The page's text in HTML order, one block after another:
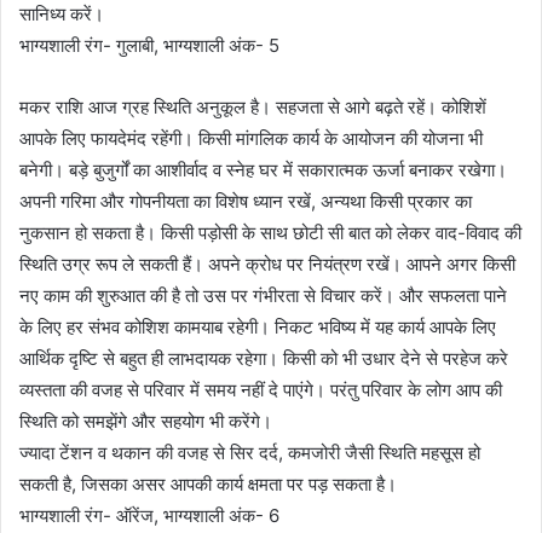
सानिध्य करें।
भाग्यशाली रंग- गुलाबी, भाग्यशाली अंक- 5
मकर राशि आज ग्रह स्थिति अनुकूल है। सहजता से आगे बढ़ते रहें। कोशिशें
आपके लिए फायदेमंद रहेंगी। किसी मांगलिक कार्य के आयोजन की योजना भी
बनेगी। बड़े बुजुर्गों का आशीर्वाद व स्नेह घर में सकारात्मक ऊर्जा बनाकर रखेगा।
अपनी गरिमा और गोपनीयता का विशेष ध्यान रखें, अन्यथा किसी प्रकार का
नुकसान हो सकता है। किसी पड़ोसी के साथ छोटी सी बात को लेकर वाद-विवाद की
स्थिति उग्र रूप ले सकती हैं। अपने क्रोध पर नियंत्रण रखें। आपने अगर किसी
नए काम की शुरुआत की है तो उस पर गंभीरता से विचार करें। और सफलता पाने
के लिए हर संभव कोशिश कामयाब रहेगी। निकट भविष्य में यह कार्य आपके लिए
आर्थिक दृष्टि से बहुत ही लाभदायक रहेगा। किसी को भी उधार देने से परहेज करे
व्यस्तता की वजह से परिवार में समय नहीं दे पाएंगे। परंतु परिवार के लोग आप की
स्थिति को समझेंगे और सहयोग भी करेंगे।
ज्यादा टेंशन व थकान की वजह से सिर दर्द, कमजोरी जैसी स्थिति महसूस हो
सकती है, जिसका असर आपकी कार्य क्षमता पर पड़ सकता है।
भाग्यशाली रंग- ऑरेंज, भाग्यशाली अंक- 6